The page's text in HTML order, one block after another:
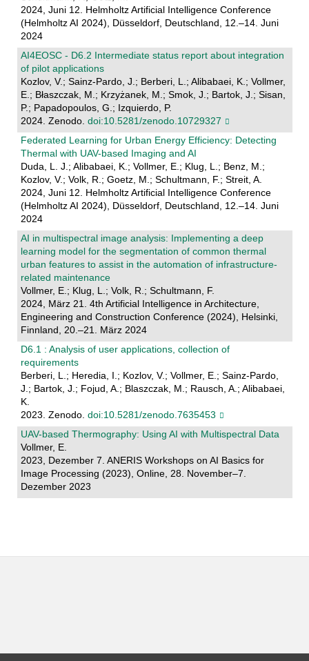
2024, Juni 12. Helmholtz Artificial Intelligence Conference
(Helmholtz AI 2024), Düsseldorf, Deutschland, 12.–14. Juni
2024
AI4EOSC - D6.2 Intermediate status report about integration
of pilot applications
Kozlov, V.; Sainz-Pardo, J.; Berberi, L.; Alibabaei, K.; Vollmer,
E.; Błaszczak, M.; Krzyżanek, M.; Smok, J.; Bartok, J.; Sisan,
P.; Papadopoulos, G.; Izquierdo, P.
2024. Zenodo. doi:10.5281/zenodo.10729327
Federated Learning for Urban Energy Efficiency: Detecting
Thermal with UAV-based Imaging and AI
Duda, L. J.; Alibabaei, K.; Vollmer, E.; Klug, L.; Benz, M.;
Kozlov, V.; Volk, R.; Goetz, M.; Schultmann, F.; Streit, A.
2024, Juni 12. Helmholtz Artificial Intelligence Conference
(Helmholtz AI 2024), Düsseldorf, Deutschland, 12.–14. Juni
2024
AI in multispectral image analysis: Implementing a deep
learning model for the segmentation of common thermal
urban features to assist in the automation of infrastructure-
related maintenance
Vollmer, E.; Klug, L.; Volk, R.; Schultmann, F.
2024, März 21. 4th Artificial Intelligence in Architecture,
Engineering and Construction Conference (2024), Helsinki,
Finnland, 20.–21. März 2024
D6.1 : Analysis of user applications, collection of
requirements
Berberi, L.; Heredia, I.; Kozlov, V.; Vollmer, E.; Sainz-Pardo,
J.; Bartok, J.; Fojud, A.; Blaszczak, M.; Rausch, A.; Alibabaei,
K.
2023. Zenodo. doi:10.5281/zenodo.7635453
UAV-based Thermography: Using AI with Multispectral Data
Vollmer, E.
2023, Dezember 7. ANERIS Workshops on AI Basics for
Image Processing (2023), Online, 28. November–7.
Dezember 2023